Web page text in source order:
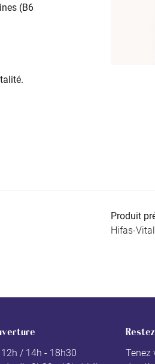
(B6
Produit
Hifas-
/ 14h - 18h30
Tenez